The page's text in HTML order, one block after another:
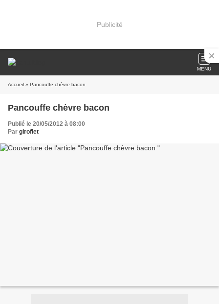
Publicité
MENU
Accueil » Pancouffe chèvre bacon
Pancouffe chèvre bacon
Publié le 20/05/2012 à 08:00
Par giroflet